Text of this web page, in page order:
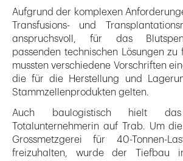
Aufgrund der komplexen
Transfusions- und
anspruchsvoll, für das
passenden technischen Lösungen zu
mussten verschiedene Vorschriften
die für die Herstellung und
Stammzellenprodukten gelten.
Auch baulogistisch hielt
Totalunternehmerin auf Trab. Um
Grossmetzgerei für 40-Tonnen-
freizuhalten, wurde der Tiefbau